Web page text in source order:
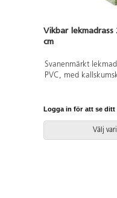
Vikbar lekmadrass
cm
Svanenmärkt
PVC, med
Avtorkningsbar med
Svanenmärkt,
0084. Halkskydd
Logga in för att se ditt
Välj